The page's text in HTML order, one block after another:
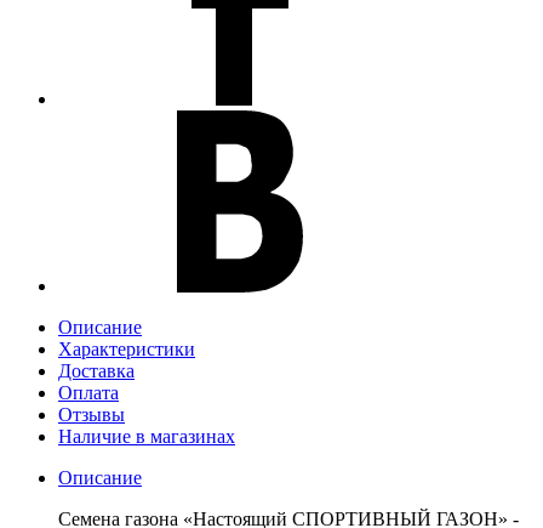
Описание
Характеристики
Доставка
Оплата
Отзывы
Наличие в магазинах
Описание
Семена газона «Настоящий СПОРТИВНЫЙ ГАЗОН» -